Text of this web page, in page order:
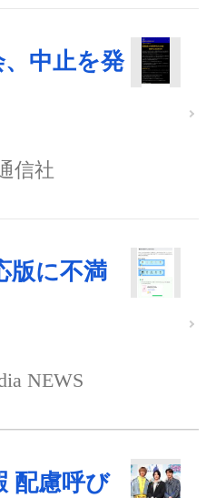
中止を発
信社
版に不満
NEWS
配慮呼び